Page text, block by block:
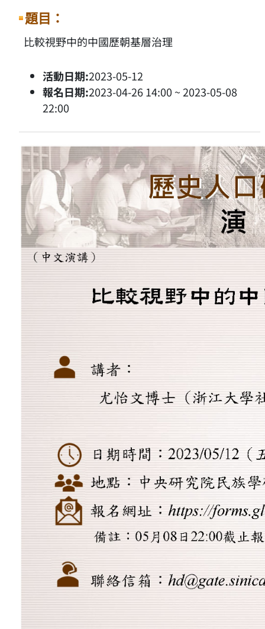
題目：
比較視野中的中國歷朝基層治理
活動日期:2023-05-12
報名日期:2023-04-26 14:00 ~ 2023-05-08
22:00